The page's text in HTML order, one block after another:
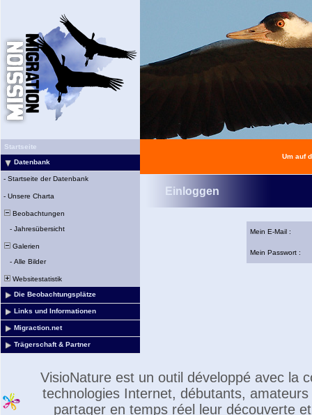
Startseite
Datenbank
- Startseite der Datenbank
- Unsere Charta
Beobachtungen
- Jahresübersicht
Galerien
- Alle Bilder
Websitestatistik
Die Beobachtungsplätze
Links und Informationen
Migraction.net
Trägerschaft & Partner
Um auf
Einloggen
Mein E-Mail :
Mein Passwort :
VisioNature est un outil développé avec la
technologies Internet, débutants,
partager en temps réel leur découverte